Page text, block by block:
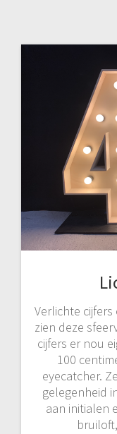
Verlichte cijfers
zien deze
cijfers er nou
100
eyecatcher.
gelegenheid
aan initialen